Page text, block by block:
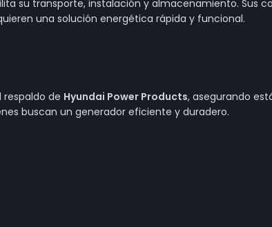
su transporte, instalación y almacenamiento. Sus
una solución energética rápida y funcional.
de Hyundai Power Products, asegurando
buscan un generador eficiente y duradero.